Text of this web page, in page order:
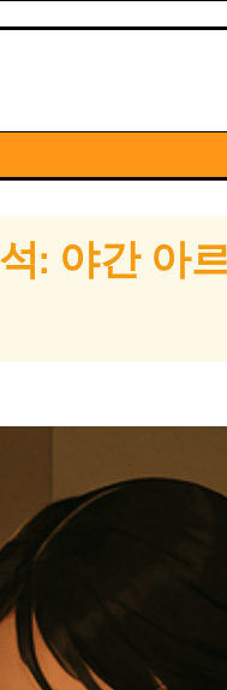
: 야간 아